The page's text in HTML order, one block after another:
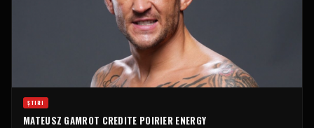
ŞTIRI
MATEUSZ GAMROT CREDITE POIRIER ENERGY